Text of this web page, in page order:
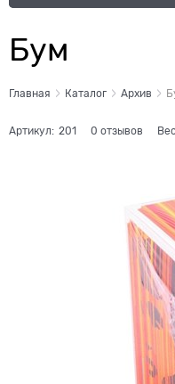
Бум
Главная Каталог Архив
Артикул: 201 0 отзывов